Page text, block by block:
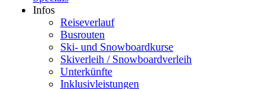
Infos
Reiseverlauf
Busrouten
Ski- und Snowboardkurse
Skiverleih / Snowboardverleih
Unterkünfte
Inklusivleistungen